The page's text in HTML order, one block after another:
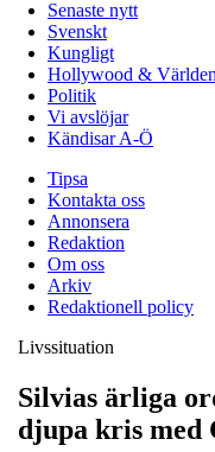
Senaste nytt
Svenskt
Kungligt
Hollywood & Världen
Politik
Vi avslöjar
Kändisar A-Ö
Tipsa
Kontakta oss
Annonsera
Redaktion
Om oss
Arkiv
Redaktionell policy
Livssituation
Silvias ärliga
djupa kris med